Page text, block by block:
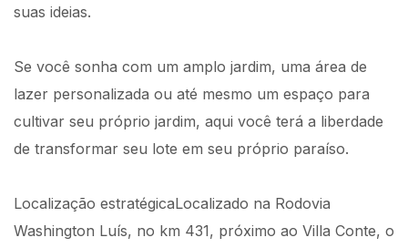
suas ideias.
Se você sonha com um amplo jardim, uma área de
lazer personalizada ou até mesmo um espaço para
cultivar seu próprio jardim, aqui você terá a liberdade
de transformar seu lote em seu próprio paraíso.
Localização estratégicaLocalizado na Rodovia
Washington Luís, no km 431, próximo ao Villa Conte, o